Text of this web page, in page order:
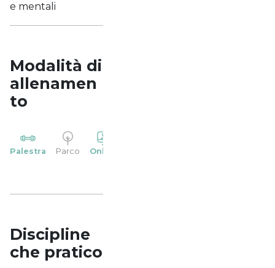
e mentali
Modalità di
allenamen
to
Palestra Parco Online
Discipline
che pratico